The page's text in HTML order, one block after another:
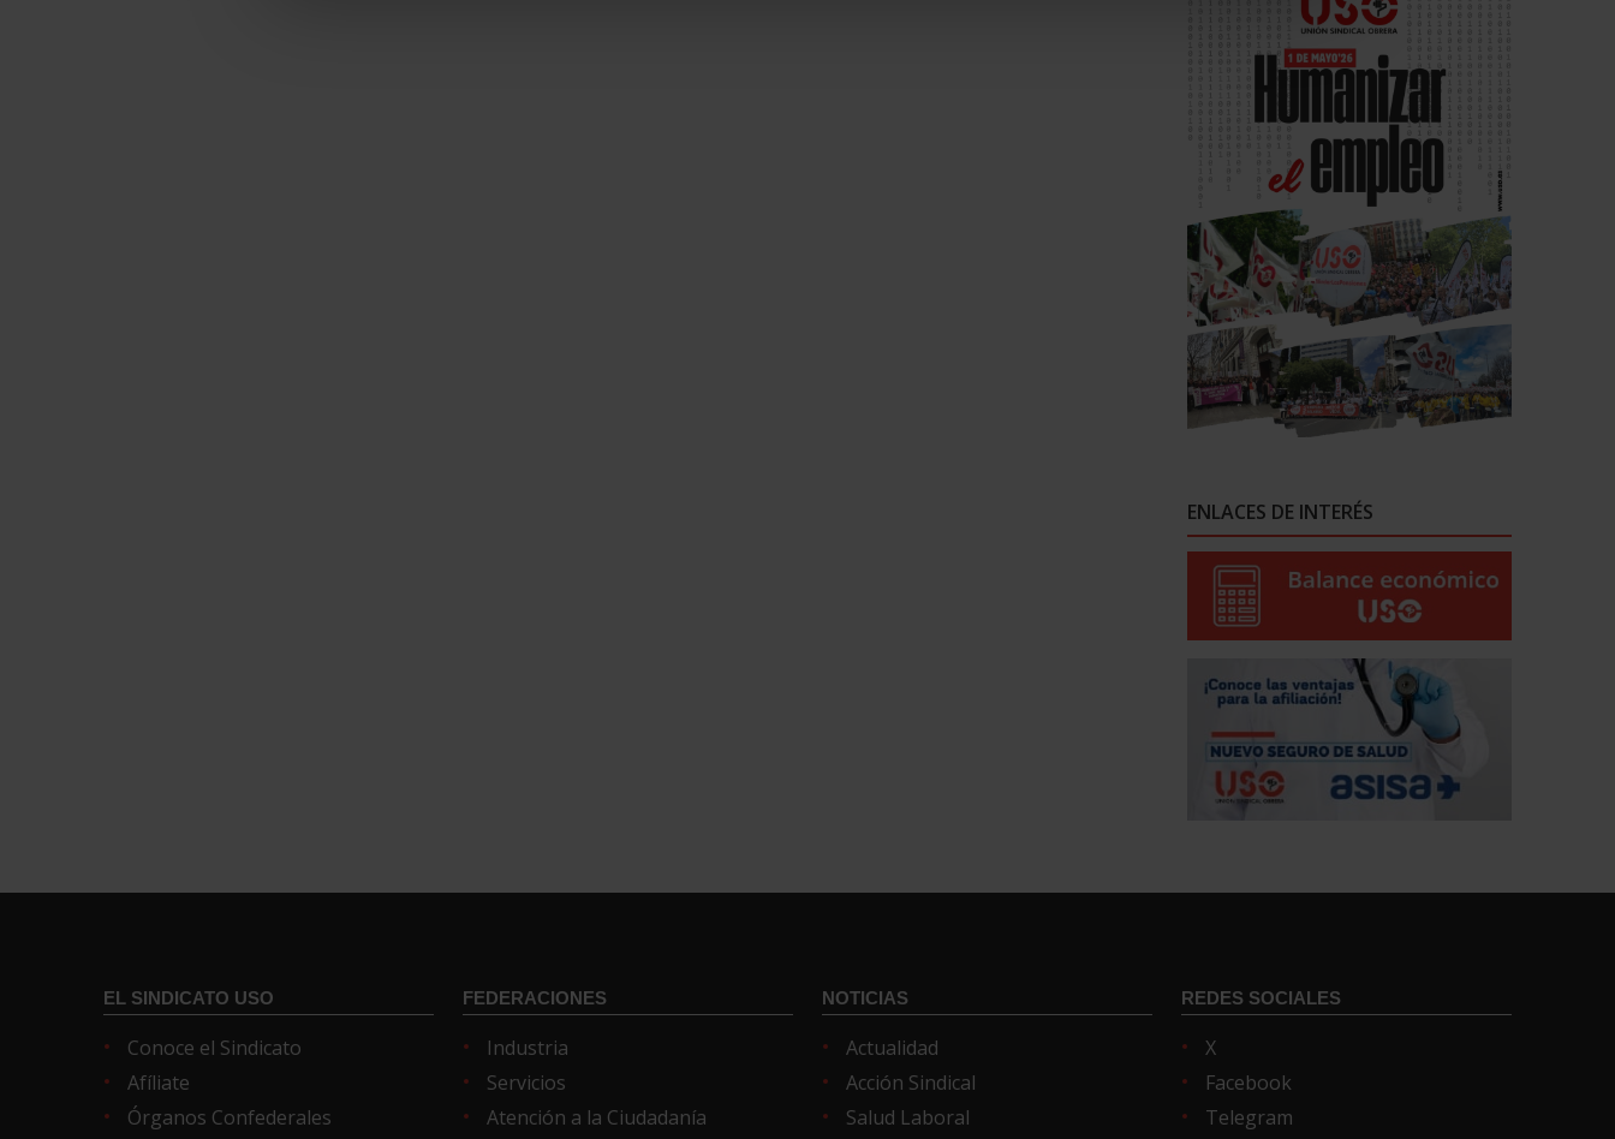
ENLACES DE INTERÉS
EL SINDICATO USO
Conoce el Sindicato
Afíliate
Órganos Confederales
FEDERACIONES
Industria
Servicios
Atención a la Ciudadanía
NOTICIAS
Actualidad
Acción Sindical
Salud Laboral
REDES SOCIALES
X
Facebook
Telegram